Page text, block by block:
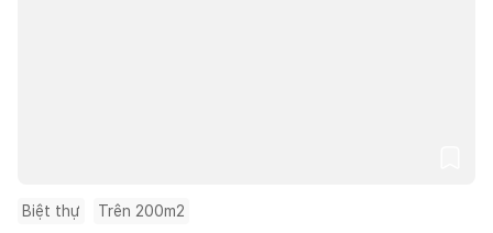
Biệt thự Trên 200m2